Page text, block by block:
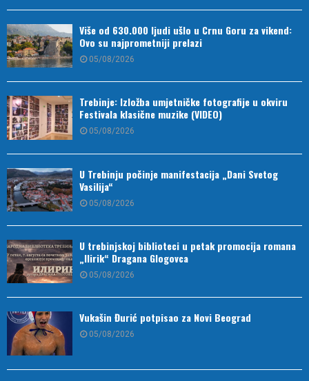
Više od 630.000 ljudi ušlo u Crnu Goru za vikend:
Ovo su najprometniji prelazi
05/08/2026
Trebinje: Izložba umjetničke fotografije u okviru
Festivala klasične muzike (VIDEO)
05/08/2026
U Trebinju počinje manifestacija „Dani Svetog
Vasilija“
05/08/2026
U trebinjskoj biblioteci u petak promocija romana
„Ilirik“ Dragana Glogovca
05/08/2026
Vukašin Đurić potpisao za Novi Beograd
05/08/2026